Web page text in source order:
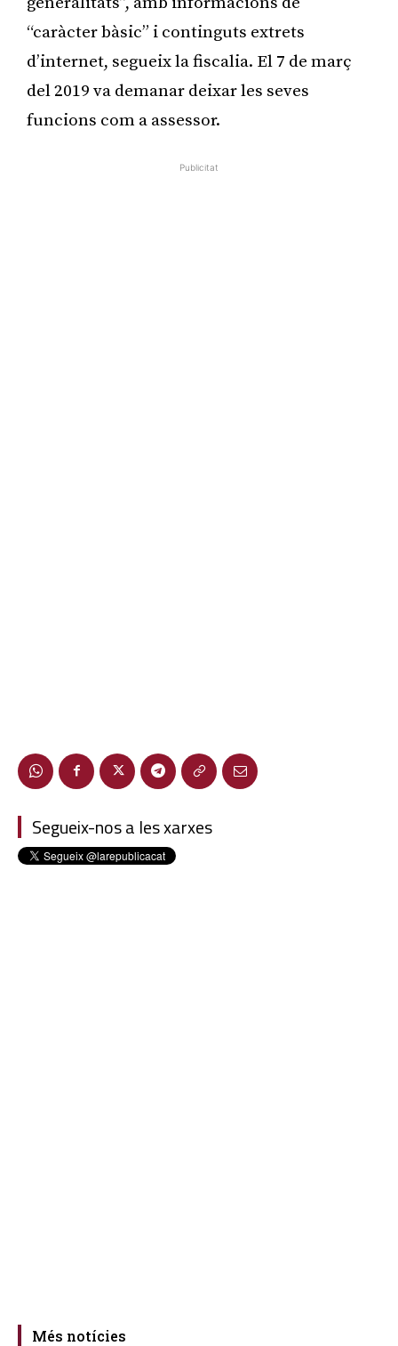
“caràcter bàsic” i continguts extrets
d’internet, segueix la fiscalia. El 7 de març
del 2019 va demanar deixar les seves
funcions com a assessor.
Publicitat
Segueix-nos a les xarxes
Més notícies